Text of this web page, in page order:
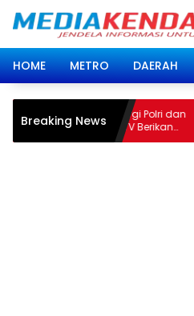
HOME
METRO DAERAH
Breaking News